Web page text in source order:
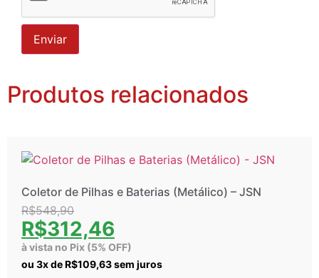
Produtos relacionados
Coletor de Pilhas e Baterias (Metálico) – JSN
R$548,90
R$312,46
à vista no Pix (5% OFF)
ou 3x deR$109,63sem juros